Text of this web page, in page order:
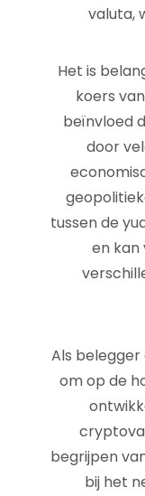
valuta,
Het is
koers
beïnvloed
door
tussen de
en kan
Als
om op de
begrijpen
bij het